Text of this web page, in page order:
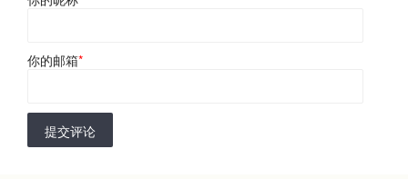
你的邮箱*
提交评论